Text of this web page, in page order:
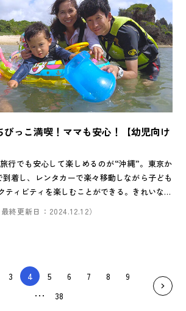
っこ満喫！ママも安心！【幼児向け
行でも安心して楽しめるのが“沖縄”。東京か
到着し、レンタカーで楽々移動しながら子ども
ティビティを楽しむことができる。きれいな海
かを夢中でつくったり･･･。そんな時の子ども
終更新日：2024.12.12）
3 4 5 6 7 8
9
38